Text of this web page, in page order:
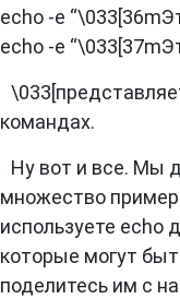
echo -e
echo -e
командах.
Ну вот и все. Мы
множество
используете echo
которые могут
поделитесь им с